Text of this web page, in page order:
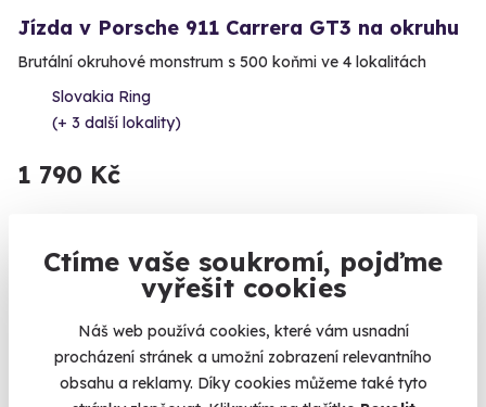
Ctíme vaše soukromí, pojďme
vyřešit cookies
Náš web používá cookies, které vám usnadní
procházení stránek a umožní zobrazení relevantního
obsahu a reklamy. Díky cookies můžeme také tyto
Jízda v Porsche 911 Carrera GT3 na okruhu
Brutální okruhové monstrum s 500 koňmi ve 4 lokalitách
Slovakia Ring
(+ 3 další lokality)
1 790 Kč
Volný termín už 14. 08. 2026